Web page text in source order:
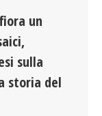
un
sulla
storia del